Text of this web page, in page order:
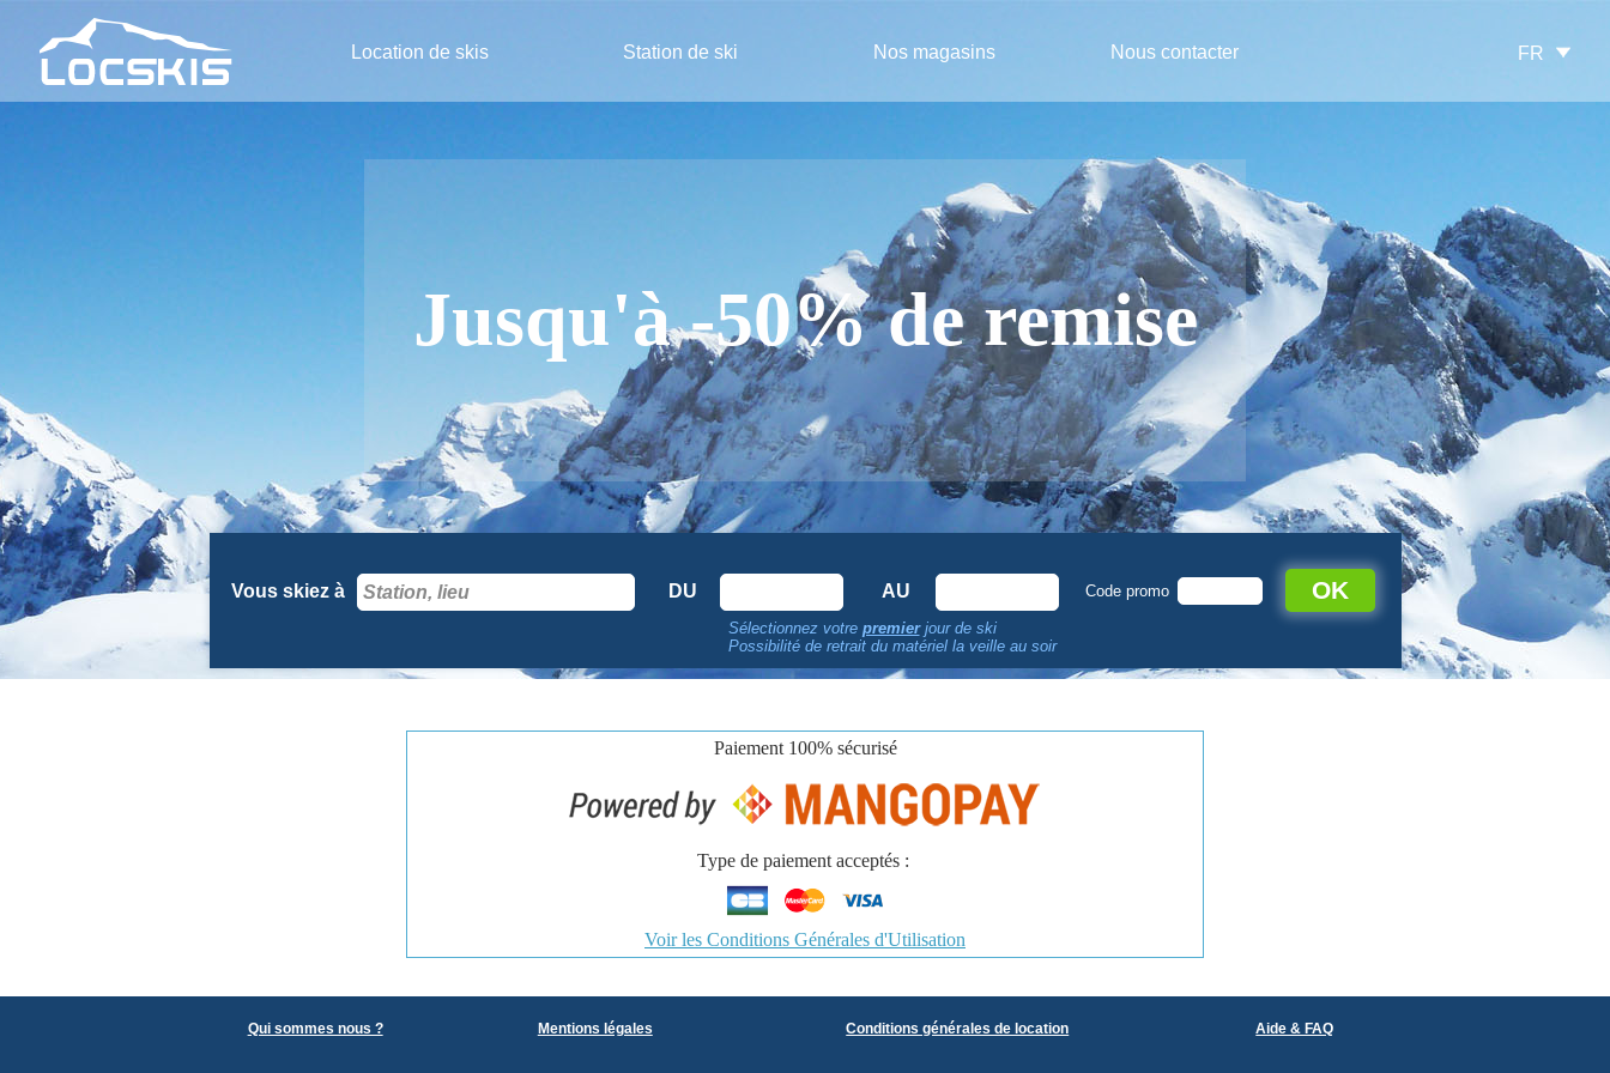
Location de skis Station de ski Nos magasins Nous contacter FR
Jusqu'à -50% de remise
Vous skiez à DU AU Code promo OK
Sélectionnez votre premierjour de ski
Possibilité de retrait du matériel la veille au soir
Paiement 100% sécurisé
Type de paiement acceptés :
Voir les Conditions Générales d'Utilisation
Qui sommes nous ? Mentions légales Conditions générales de location Aide & FAQ